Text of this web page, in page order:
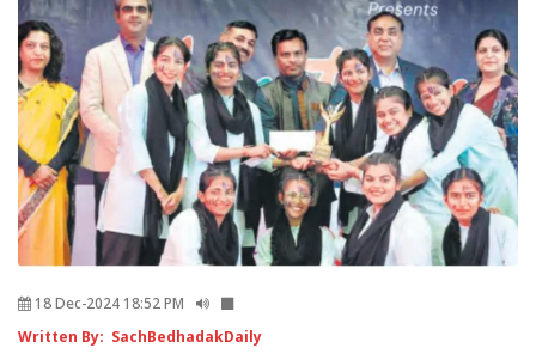
18 Dec-2024 18:52 PM
Written By: SachBedhadakDaily